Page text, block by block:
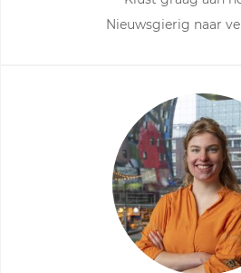
Nieuwsgierig naar